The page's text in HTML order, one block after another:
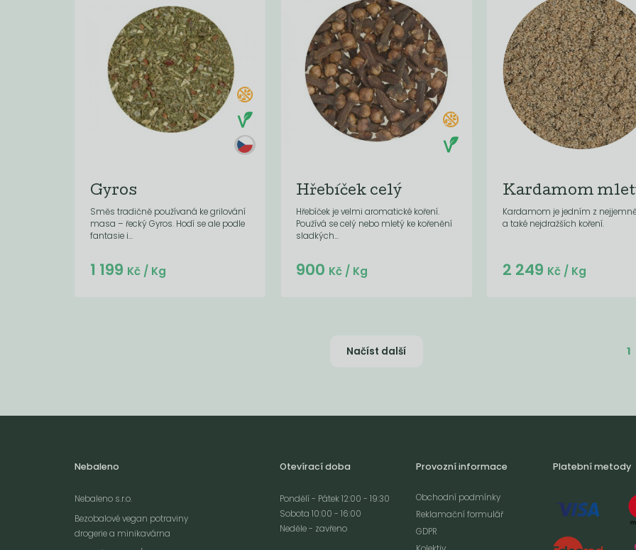
Gyros
Směs tradičně používaná ke grilování
masa – řecký Gyros. Hodí se ale podle
fantasie i...
Do košíku:
1 199 Kč/ Kg
Hřebíček celý
Hřebíček je velmi aromatické koření.
Používá se celý nebo mletý ke kořenění
sladkých...
Do košíku:
900 Kč / Kg
Kardamom
Kardamom je jedním z
a také nejdražších koření.
Do košíku:
2 249 Kč/ Kg
Načíst další 1
Nebaleno
Nebaleno s.r.o.
Bezobalové vegan potraviny
drogerie a minikavárna
Otevírací doba
Pondělí - Pátek 12:00 - 19:30
Sobota 10:00 - 16:00
Neděle - zavřeno
Provozní informace
Obchodní podmínky
Reklamační formulář
GDPR
Platební metody